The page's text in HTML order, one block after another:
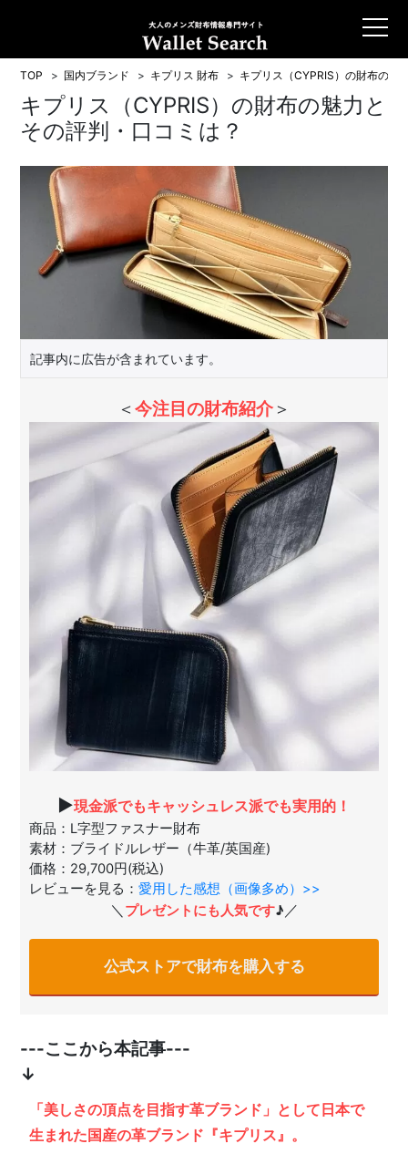
TOP 国内ブランド キプリス 財布 キプリス（CYPRIS）の財布の魅
キプリス（CYPRIS）の財布の魅力と
その評判・口コミは？
記事内に広告が含まれています。
＜ 今注目の財布紹介 ＞
▶現金派でもキャッシュレス派でも実用的！
商品：L字型ファスナー財布
素材：ブライドルレザー（牛革/英国産)
価格：29,700円(税込)
レビューを見る：愛用した感想（画像多め）>>
＼ プレゼントにも人気です♪ ／
公式ストアで財布を購入する
---ここから本記事---
↓
「美しさの頂点を目指す革ブランド」として日本で
生まれた国産の革ブランド『キプリス』。